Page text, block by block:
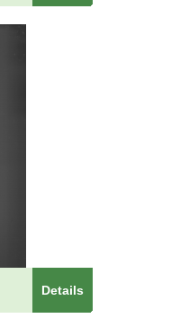
Details